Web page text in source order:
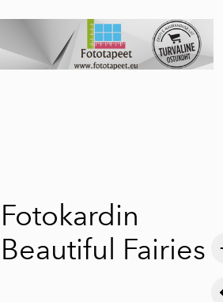
lisati ostukorvi.
Fotokardin
Beautiful Fairies